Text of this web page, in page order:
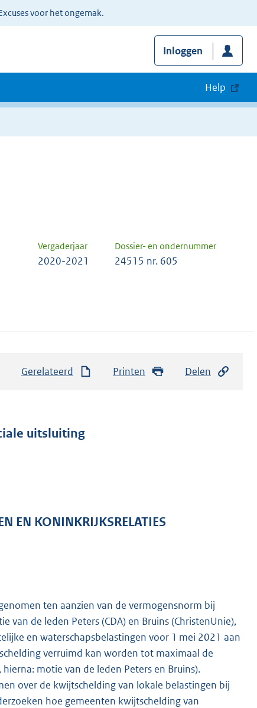
voor het ongemak.
Inloggen
Help
Vergaderjaar Dossier- en ondernummer
2020-2021 24515 nr. 605
Gerelateerd Printen Delen
uitsluiting
EN KONINKRIJKSRELATIES
ten aanzien van de vermogensnorm bij
de leden Peters (CDA) en Bruins (ChristenUnie),
en waterschapsbelastingen voor 1 mei 2021 aan
verruimd kan worden tot maximaal de
, hierna: motie van de leden Peters en Bruins).
over de kwijtschelding van lokale belastingen bij
hoe gemeenten kwijtschelding van